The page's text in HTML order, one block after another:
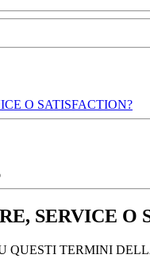
O SATISFACTION?
SERVICE O
QUESTI TERMINI